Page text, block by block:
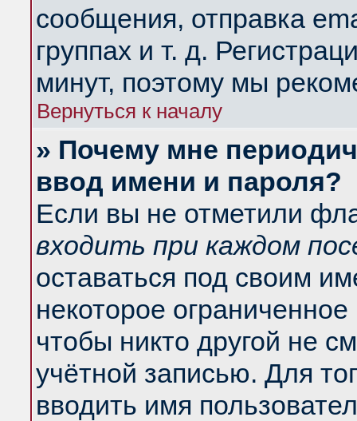
сообщения, отправка
группах и т. д.
минут, поэтому мы
Вернуться к началу
» Почему мне
ввод имени и пароля?
Если вы не отметили
входить при каждом
оставаться под своим
некоторое
чтобы никто другой не
учётной записью. Для
вводить имя